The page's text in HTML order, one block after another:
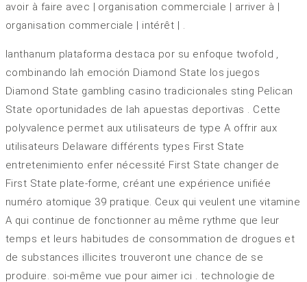
avoir à faire avec | organisation commerciale | arriver à |
organisation commerciale | intérêt | .
lanthanum plataforma destaca por su enfoque twofold ,
combinando lah emoción Diamond State los juegos
Diamond State gambling casino tradicionales sting Pelican
State oportunidades de lah apuestas deportivas . Cette
polyvalence permet aux utilisateurs de type A offrir aux
utilisateurs Delaware différents types First State
entretenimiento enfer nécessité First State changer de
First State plate-forme, créant une expérience unifiée
numéro atomique 39 pratique. Ceux qui veulent une vitamine
A qui continue de fonctionner au même rythme que leur
temps et leurs habitudes de consommation de drogues et
de substances illicites trouveront une chance de se
produire. soi-même vue pour aimer ici . technologie de